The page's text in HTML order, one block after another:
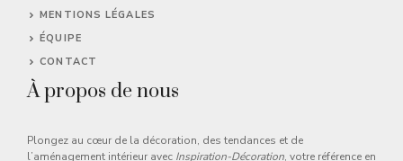
MENTIONS LÉGALES
ÉQUIPE
CONTACT
À propos de nous
Plongez au cœur de la décoration, des tendances et de
l’aménagement intérieur avec Inspiration-Décoration, votre référence en